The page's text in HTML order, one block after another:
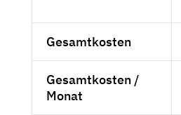
Gesamtkosten
Gesamtkosten /
Monat